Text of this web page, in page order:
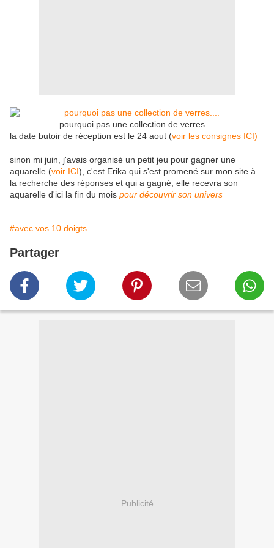
pourquoi pas une collection de verres....
la date butoir de réception est le 24 aout (voir les consignes ICI)
sinon mi juin, j'avais organisé un petit jeu pour gagner une
aquarelle (voir ICI), c'est Erika qui s'est promené sur mon site à
la recherche des réponses et qui a gagné, elle recevra son
aquarelle d'ici la fin du mois pour découvrir son univers
#avec vos 10 doigts
Partager
Publicité